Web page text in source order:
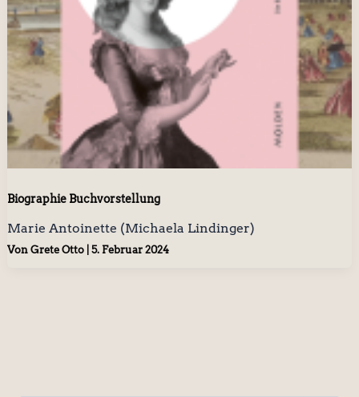
Biographie Buchvorstellung
Marie Antoinette (Michaela Lindinger)
Von Grete Otto 5. Februar 2024